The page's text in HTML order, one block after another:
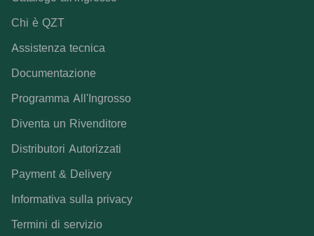
Chi è QZT
Assistenza tecnica
Documentazione
Programma All'Ingrosso
Diventa un Rivenditore
Distributori Autorizzati
Payment & Delivery
Informativa sulla privacy
Termini di servizio